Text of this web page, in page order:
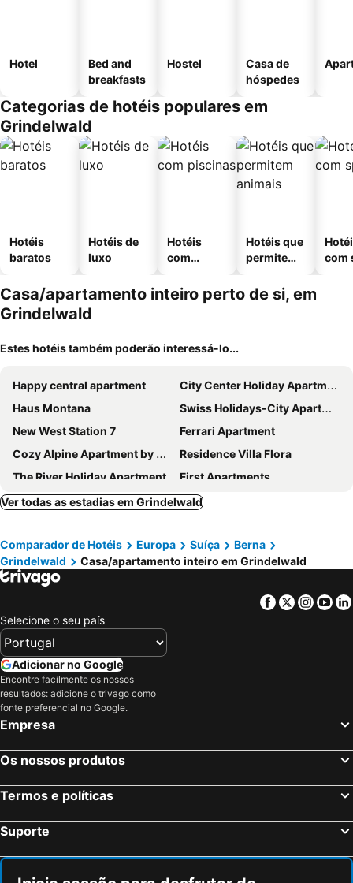
Hotel
Bed and
breakfasts
Hostel
Casa de
hóspedes
Categorias de hotéis populares em
Grindelwald
Hotéis
baratos
Hotéis de
luxo
Hotéis
com
Hotéis que
permitem
com
Casa/apartamento inteiro perto de si, em
Grindelwald
Estes hotéis também poderão interessá-lo...
Happy central apartment
City Center Holiday Apartment
Haus Montana
Swiss Holidays-City Apartments Interlaken
New West Station 7
Ferrari Apartment
Cozy Alpine Apartment by Apartments Capricorn
Residence Villa Flora
The River Holiday Apartment
First Apartments
Chalet Sonnenhof Wengen
Stunning 3 Bedroom Apartment In The Heart Of The Lauterbrunnen Valley
Eichhof Brienzwiler Berner Oberland
Waldeg 4 Historic House - Holiday Apartment
Loveroom
Swisshut Modern 5min Interlaken West Station - Apart. Rugen 2
The Saxeten Alps
Ver todas as estadias em Grindelwald
Comparador de Hotéis Europa Suíça
Berna
Grindelwald
Casa/apartamento inteiro em Grindelwald
Facebook
Twitter
Selecione o seu país
Adicionar no Google
Encontre facilmente os nossos
resultados: adicione o trivago como
fonte preferencial no Google.
Empresa
Os nossos produtos
Termos e políticas
Suporte